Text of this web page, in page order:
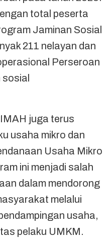
total peserta
Jaminan Sosial
211 nelayan dan
Perseroan
juga terus
usaha mikro dan
Usaha Mikro
ini menjadi salah
dalam mendorong
melalui
usaha,
pelaku UMKM.